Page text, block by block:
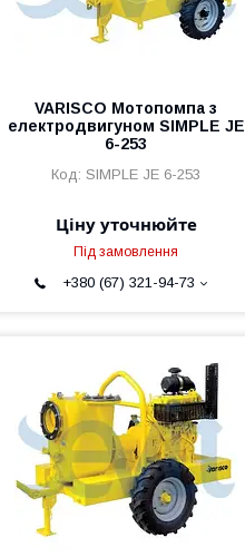
VARISCO Мотопомпа з
електродвигуном SIMPLE JE
6-253
SIMPLE JE 6-253
Ціну уточнюйте
Під замовлення
+380 (67) 321-94-73